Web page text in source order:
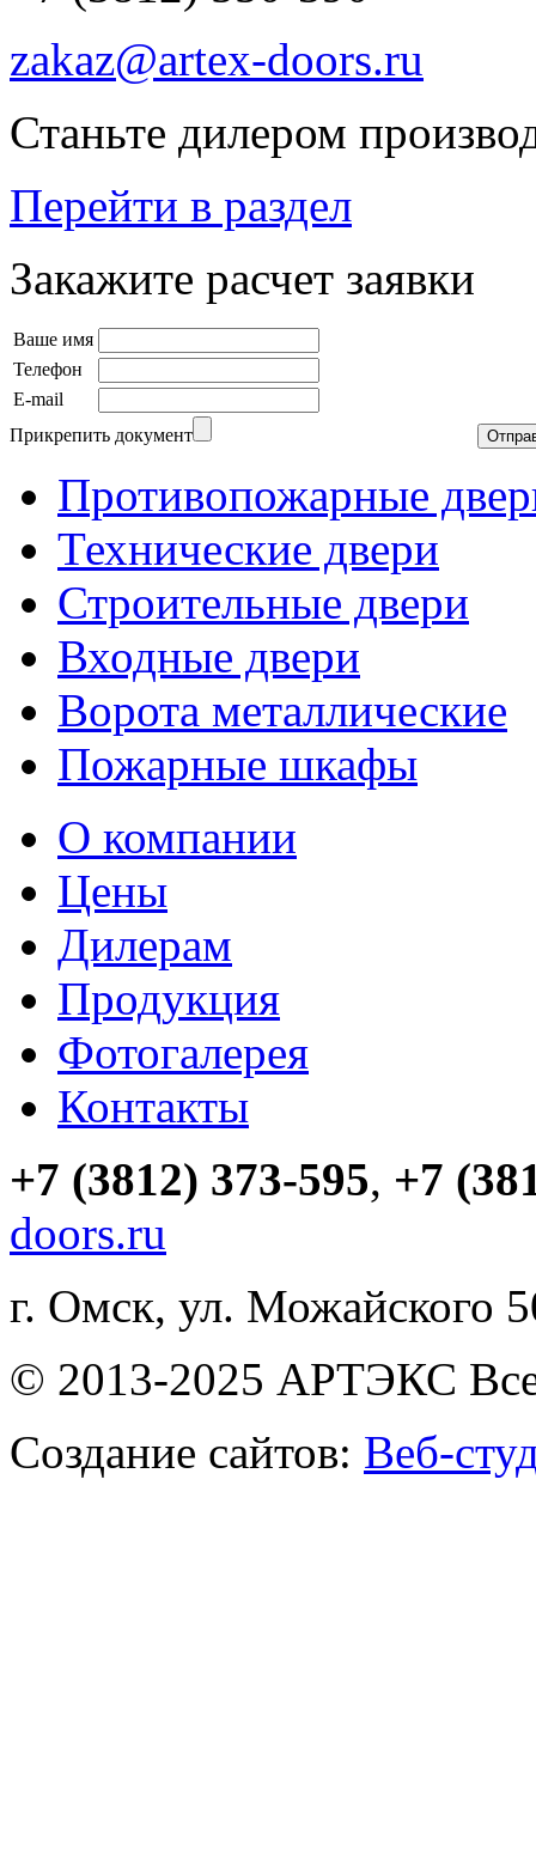
zakaz@artex-doors.ru
Станьте дилером
Перейти в раздел
Закажите расчет заявки
Ваше имя
Телефон
E-mail
Прикрепить документ
Противопожарные
Технические двери
Строительные двери
Входные двери
Ворота металлические
Пожарные шкафы
О компании
Цены
Дилерам
Продукция
Фотогалерея
Контакты
+7 (3812) 373-595, +7
doors.ru
г. Омск, ул. Можайского
© 2013-2025 АРТЭКС
Создание сайтов: Веб-